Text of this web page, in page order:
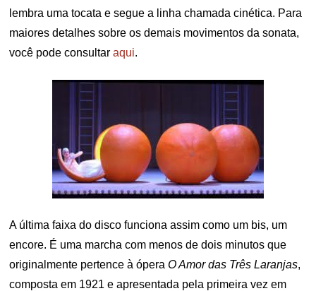
lembra uma tocata e segue a linha chamada cinética. Para
maiores detalhes sobre os demais movimentos da sonata,
você pode consultaraqui.
A última faixa do disco funciona assim como um bis, um
encore. É uma marcha com menos de dois minutos que
originalmente pertence à óperaO Amor das Três Laranjas,
composta em 1921 e apresentada pela primeira vez em